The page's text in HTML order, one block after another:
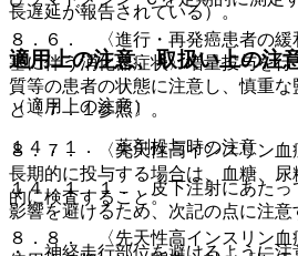
長遅延が報告されている）。
適用上の注意、取扱い上の注
（適用上の注意）
１４．１． 薬剤投与時の注意
１４．１．１． 皮下注射にあたっ
影響を避けるため、次記の点に注意
・ 神経走行部位を避けるように注
８．６． 〈進行・再発癌患者の緩
塞に伴う消化器症状〉増量投与を
質等の患者の状態に注意し、慎重な
と〔７．１参照〕。
８．７． 〈先天性高インスリン血
長期的に投与する場合は、血糖、
的に検査すること。
８．８． 〈先天性高インスリン血